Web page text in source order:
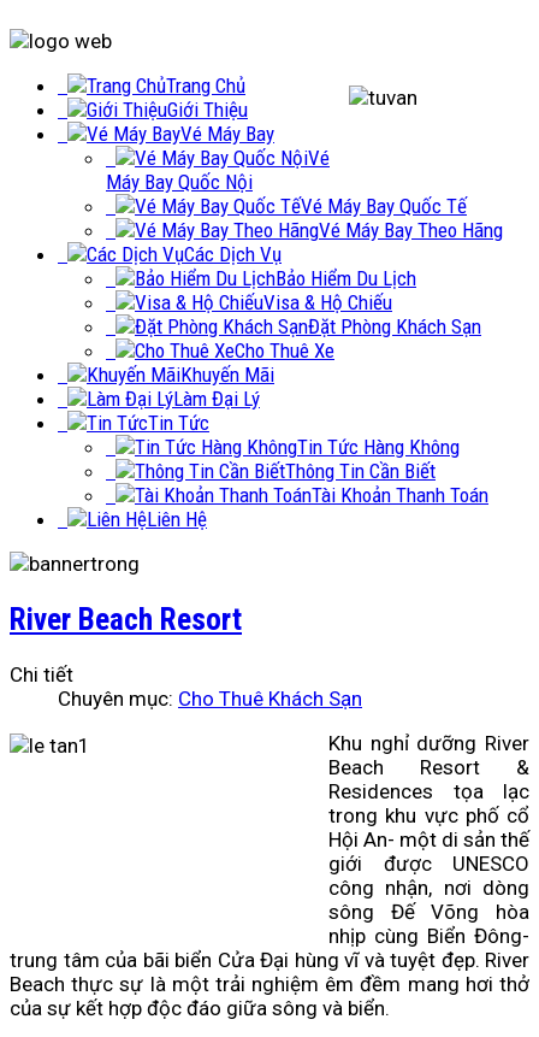
Trang Chủ
Giới Thiệu
Vé Máy Bay
Vé
Máy Bay Quốc Nội
Vé Máy Bay Quốc Tế
Vé Máy Bay Theo Hãng
Các Dịch Vụ
Bảo Hiểm Du Lịch
Visa & Hộ Chiếu
Đặt Phòng Khách Sạn
Cho Thuê Xe
Khuyến Mãi
Làm Đại Lý
Tin Tức
Tin Tức Hàng Không
Thông Tin Cần Biết
Tài Khoản Thanh Toán
Liên Hệ
River Beach Resort
Chi tiết
Chuyên mục: Cho Thuê Khách Sạn
Khu nghỉ dưỡng River
Beach Resort &
Residences tọa lạc
trong khu vực phố cổ
Hội An- một di sản thế
giới được UNESCO
công nhận, nơi dòng
sông Đế Võng hòa
nhịp cùng Biển Đông-
trung tâm của bãi biển Cửa Đại hùng vĩ và tuyệt đẹp. River
Beach thực sự là một trải nghiệm êm đềm mang hơi thở
của sự kết hợp độc đáo giữa sông và biển.